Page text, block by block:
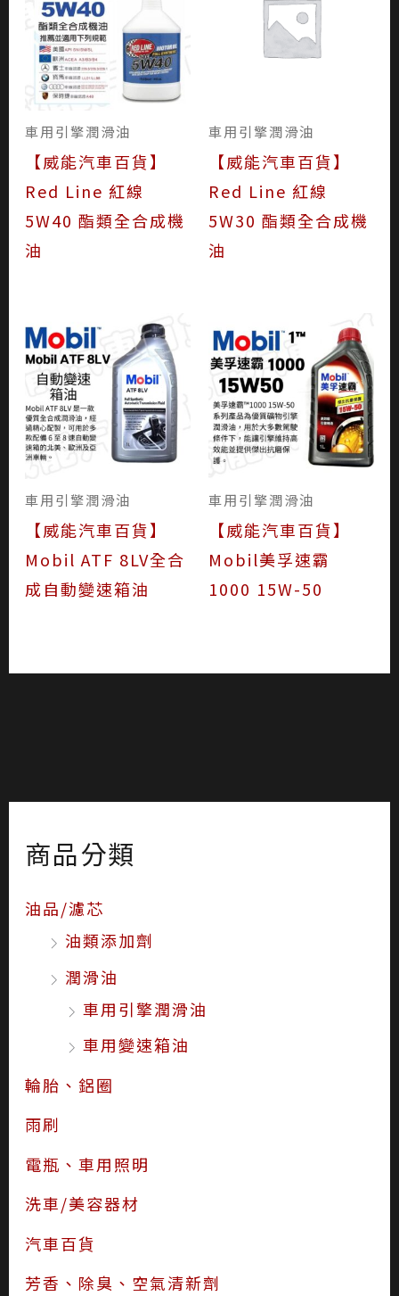
商品分類
油品/濾芯
油類添加劑
潤滑油
車用引擎潤滑油
車用變速箱油
輪胎、鋁圈
雨刷
電瓶、車用照明
洗車/美容器材
汽車百貨
芳香、除臭、空氣清新劑
車用引擎潤滑油
【威能汽車百貨】
Red Line 紅線
5W40 酯類全合成機
油
車用引擎潤滑油
【威能汽車百貨】
Red Line 紅線
5W30 酯類全合成機
油
車用引擎潤滑油
【威能汽車百貨】
Mobil ATF 8LV全合
成自動變速箱油
車用引擎潤滑油
【威能汽車百貨】
Mobil美孚速霸
1000 15W-50